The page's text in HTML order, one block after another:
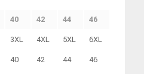
40 42 44 46
3XL 4XL 5XL 6XL
40 42 44 46